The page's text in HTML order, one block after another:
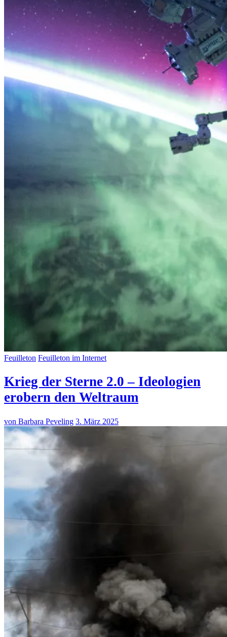
Feuilleton Feuilleton im Internet
Krieg der Sterne 2.0 – Ideologien
erobern den Weltraum
von Barbara Peveling 3. März 2025